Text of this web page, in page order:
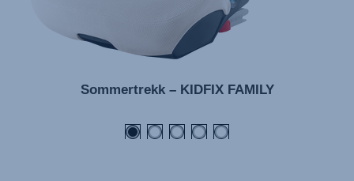
Sommertrekk – KIDFIX FAMILY